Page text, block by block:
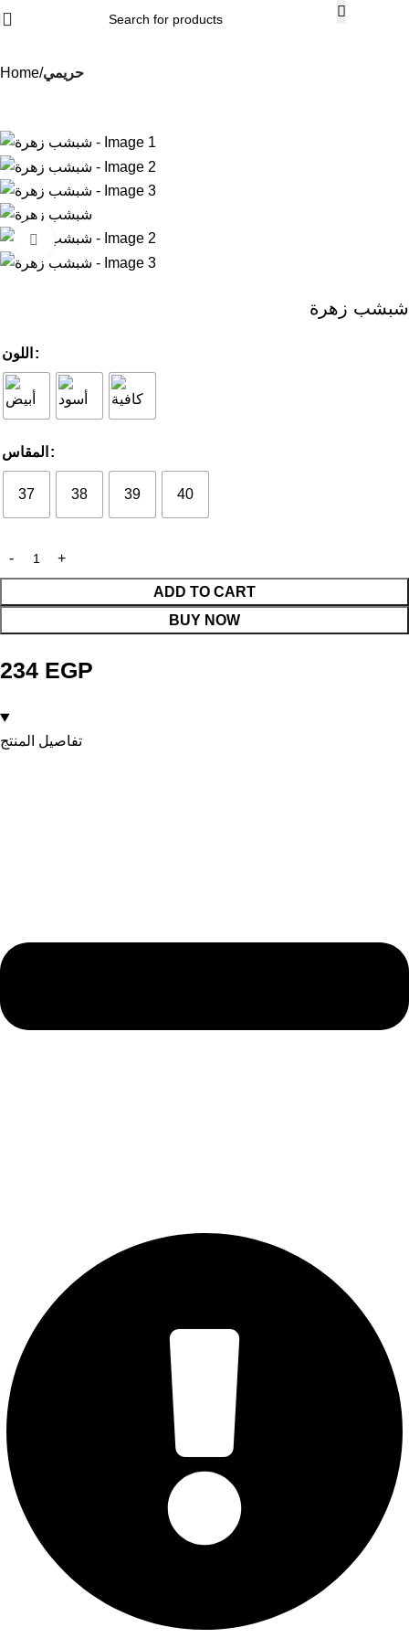
Home حريمي
Click to enlarge
شبشب زهرة
اللون
المقاس
37 38 39 40
ADD TO CART
BUY NOW
234 EGP
تفاصيل المنتج